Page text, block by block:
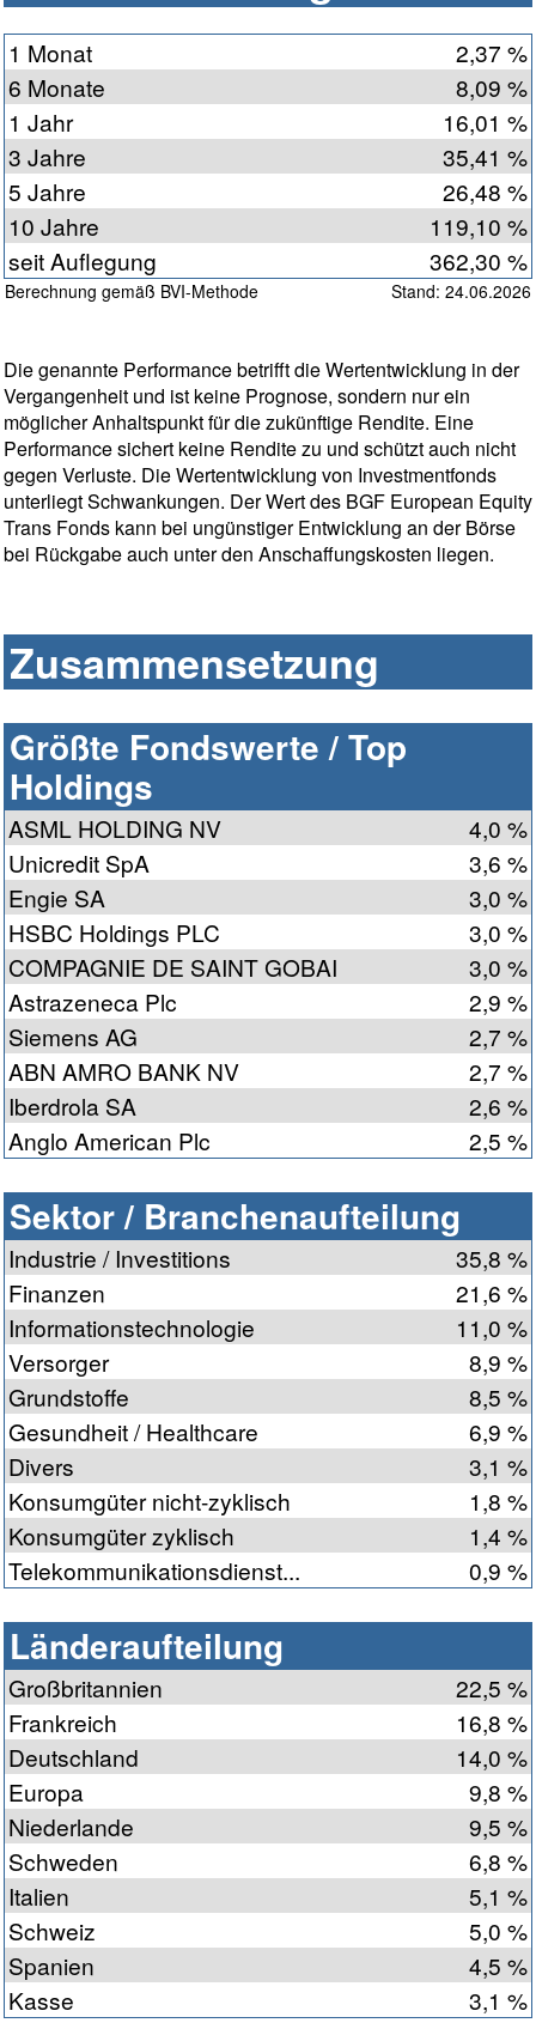
1 Monat
2,37 %
6 Monate
8,09 %
1 Jahr
16,01 %
3 Jahre
35,41 %
5 Jahre
26,48 %
10 Jahre
119,10 %
seit Auflegung
362,30 %
Berechnung gemäß BVI-Methode Stand: 24.06.2026
Die genannte Performance betrifft die Wertentwicklung in der
Vergangenheit und ist keine Prognose, sondern nur ein
möglicher Anhaltspunkt für die zukünftige Rendite. Eine
Performance sichert keine Rendite zu und schützt auch nicht
gegen Verluste. Die Wertentwicklung von Investmentfonds
unterliegt Schwankungen. Der Wert des BGF European Equity
Trans Fonds kann bei ungünstiger Entwicklung an der Börse
bei Rückgabe auch unter den Anschaffungskosten liegen.
Zusammensetzung
Größte Fondswerte / Top
Holdings
ASML HOLDING NV
4,0 %
Unicredit SpA
3,6 %
Engie SA
3,0 %
HSBC Holdings PLC
3,0 %
COMPAGNIE DE SAINT GOBAI
3,0 %
Astrazeneca Plc
2,9 %
Siemens AG
2,7 %
ABN AMRO BANK NV
2,7 %
Iberdrola SA
2,6 %
Anglo American Plc
2,5 %
Sektor / Branchenaufteilung
Industrie / Investitions
35,8 %
Finanzen
21,6 %
Informationstechnologie
11,0 %
Versorger
8,9 %
Grundstoffe
8,5 %
Gesundheit / Healthcare
6,9 %
Divers
3,1 %
Konsumgüter nicht-zyklisch
1,8 %
Konsumgüter zyklisch
1,4 %
Telekommunikationsdienst...
0,9 %
Länderaufteilung
Großbritannien
22,5 %
Frankreich
16,8 %
Deutschland
14,0 %
Europa
9,8 %
Niederlande
9,5 %
Schweden
6,8 %
Italien
5,1 %
Schweiz
5,0 %
Spanien
4,5 %
Kasse
3,1 %